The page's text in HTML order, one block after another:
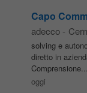
Capo
adecco -
solving e
diretto in
Comprensione...
oggi